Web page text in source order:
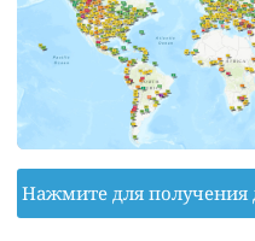
Нажмите для